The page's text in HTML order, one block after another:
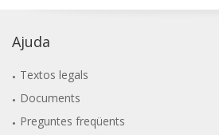
Ajuda
Textos legals
Documents
Preguntes freqüents